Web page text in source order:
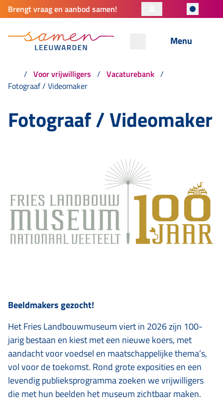
Brengt vraag en aanbod samen!
Menu
Voor vrijwilligers
Vacaturebank
Fotograaf / Videomaker
Fotograaf / Videomaker
Beeldmakers gezocht!
Het Fries Landbouwmuseum viert in 2026 zijn 100-
jarig bestaan en kiest met een nieuwe koers, met
aandacht voor voedsel en maatschappelijke thema’s,
vol voor de toekomst. Rond grote exposities en een
levendig publieksprogramma zoeken we vrijwilligers
die met hun beelden het museum zichtbaar maken.